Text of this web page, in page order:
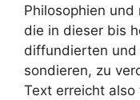
Philosophien
die in dieser bis
diffundierten und
sondieren, zu
Text erreicht